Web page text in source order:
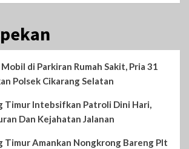
di Parkiran Rumah Sakit, Pria 31
Polsek Cikarang Selatan
Timur Intebsifkan Patroli Dini Hari,
Dan Kejahatan Jalanan
Timur Amankan Nongkrong Bareng Plt